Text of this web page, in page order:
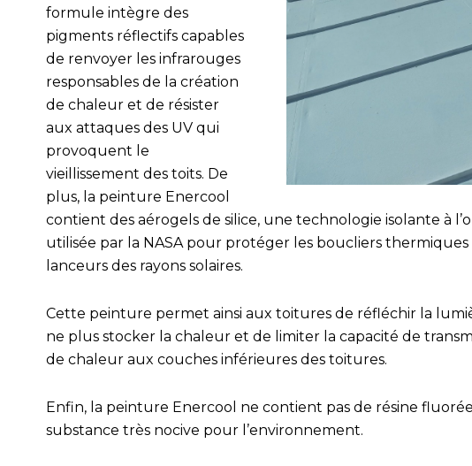
formule intègre des
pigments réflectifs capables
de renvoyer les infrarouges
responsables de la création
de chaleur et de résister
aux attaques des UV qui
provoquent le
vieillissement des toits. De
plus, la peinture Enercool
contient des aérogels de silice, une technologie isolante à
utilisée par la NASA pour protéger les boucliers thermiques
lanceurs des rayons solaires.
Cette peinture permet ainsi aux toitures de réfléchir la
ne plus stocker la chaleur et de limiter la capacité de
de chaleur aux couches inférieures des toitures.
Enfin, la peinture Enercool ne contient pas de résine
substance très nocive pour l’environnement.